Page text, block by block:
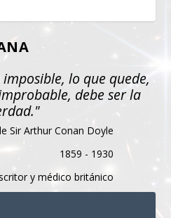
lo que quede,
debe ser la
Sir Arthur Conan Doyle
1859 - 1930
y médico británico